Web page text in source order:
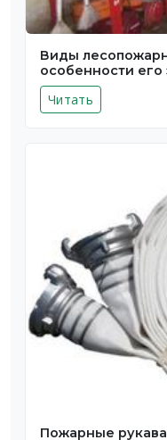
Виды
особенности его
Читать
Пожарные